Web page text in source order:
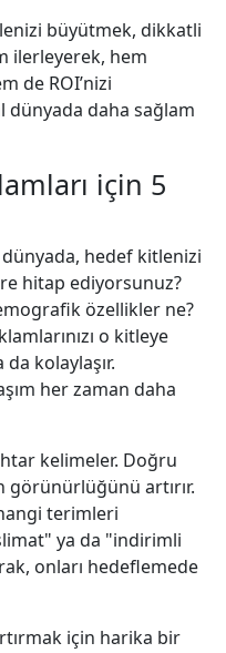
büyütmek, dikkatli
ilerleyerek, hem
de ROI’nizi
dünyada daha sağlam
için 5
hedef kitlenizi
hitap ediyorsunuz?
özellikler ne?
o kitleye
kolaylaşır.
her zaman daha
kelimeler. Doğru
görünürlüğünü artırır.
hangi terimleri
ya da "indirimli
onları hedeflemede
için harika bir